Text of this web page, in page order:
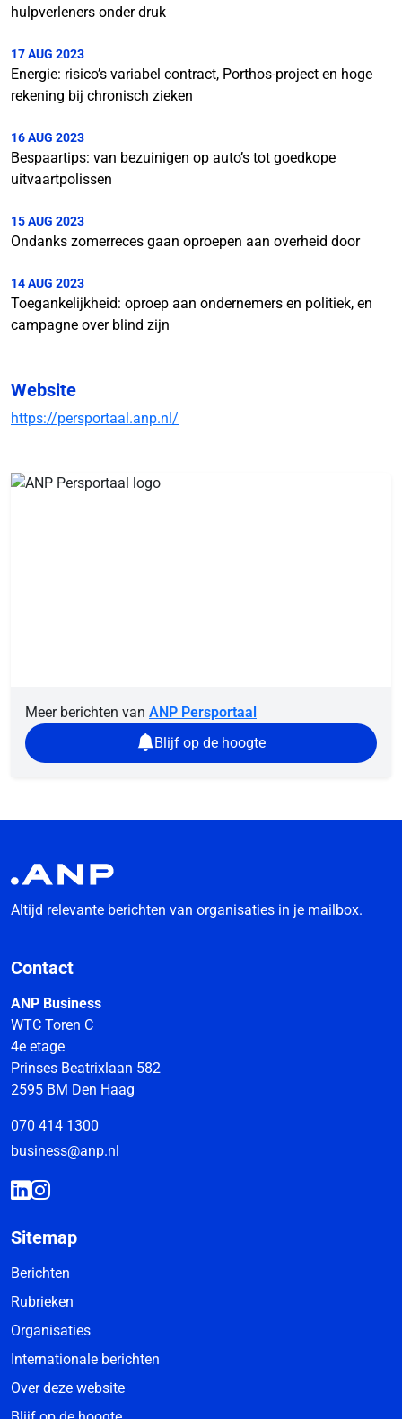
hulpverleners onder druk
17 AUG 2023
Energie: risico’s variabel contract, Porthos-project en hoge
rekening bij chronisch zieken
16 AUG 2023
Bespaartips: van bezuinigen op auto’s tot goedkope
uitvaartpolissen
15 AUG 2023
Ondanks zomerreces gaan oproepen aan overheid door
14 AUG 2023
Toegankelijkheid: oproep aan ondernemers en politiek, en
campagne over blind zijn
Website
https://persportaal.anp.nl/
Meer berichten van ANP Persportaal
Blijf op de hoogte
Altijd relevante berichten van organisaties in je mailbox.
Contact
ANP Business
WTC Toren C
4e etage
Prinses Beatrixlaan 582
2595 BM Den Haag
070 414 1300
business@anp.nl
Sitemap
Berichten
Rubrieken
Organisaties
Internationale berichten
Over deze website